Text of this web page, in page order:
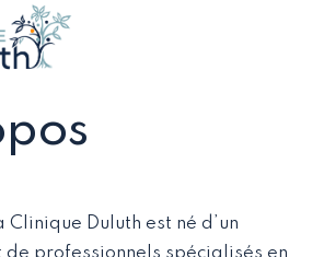
Duluth est né d’un
professionnels spécialisés en